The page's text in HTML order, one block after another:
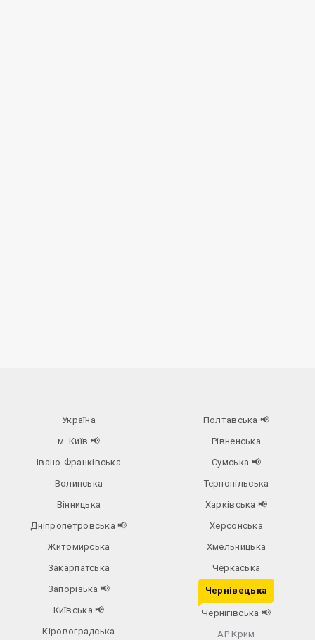
Україна
м. Київ 📢
Івано-Франківська
Волинська
Вінницька
Дніпропетровська📢
Житомирська
Закарпатська
Запорізька 📢
Київська📢
Кіровоградська
Полтавська 📢
Рівненська
Сумська 📢
Тернопільська
Харківська 📢
Херсонська
Хмельницька
Черкаська
Чернівецька
Чернігівська 📢
АР Крим